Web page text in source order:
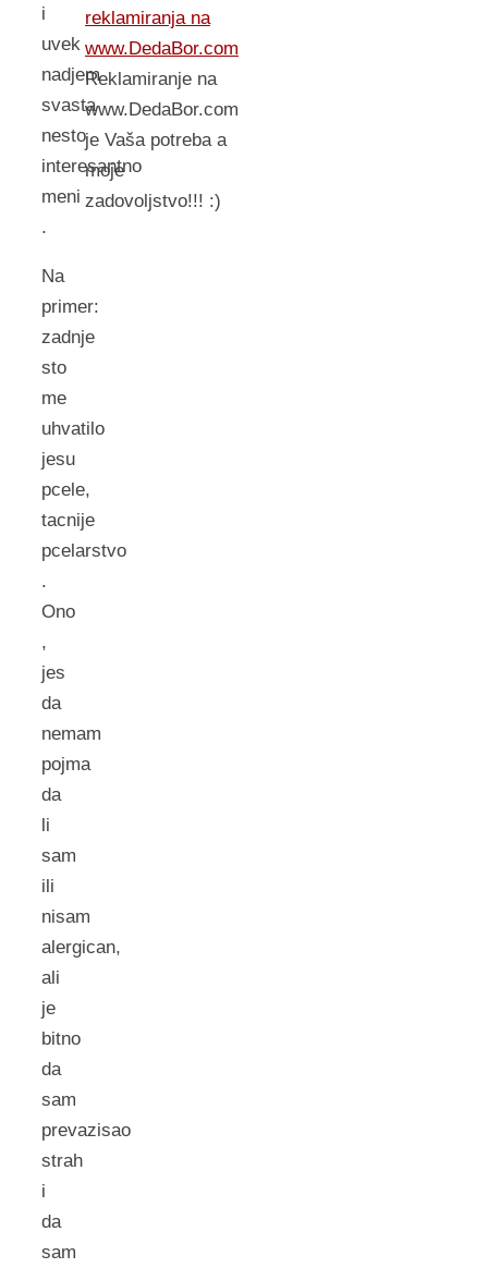
i
uvek
nadjem
svasta
nesto
interesantno
meni
.
Na
primer:
zadnje
sto
me
uhvatilo
jesu
pcele,
tacnije
pcelarstvo
.
Ono
,
jes
da
nemam
pojma
da
li
sam
ili
nisam
alergican,
ali
je
bitno
da
sam
prevazisao
strah
i
da
sam
reklamiranja na
www.DedaBor.com
Reklamiranje na
www.DedaBor.com
je Vaša potreba a
moje
zadovoljstvo!!! :)